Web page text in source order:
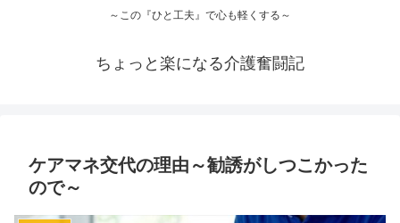
～この『ひと工夫』で心も軽くする～
ちょっと楽になる介護奮闘記
ケアマネ交代の理由～勧誘がしつこかった
ので～